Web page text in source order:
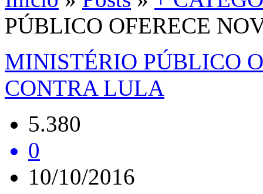
PÚBLICO OFERECE
MINISTÉRIO PÚBLICO
CONTRA LULA
5.380
0
10/10/2016